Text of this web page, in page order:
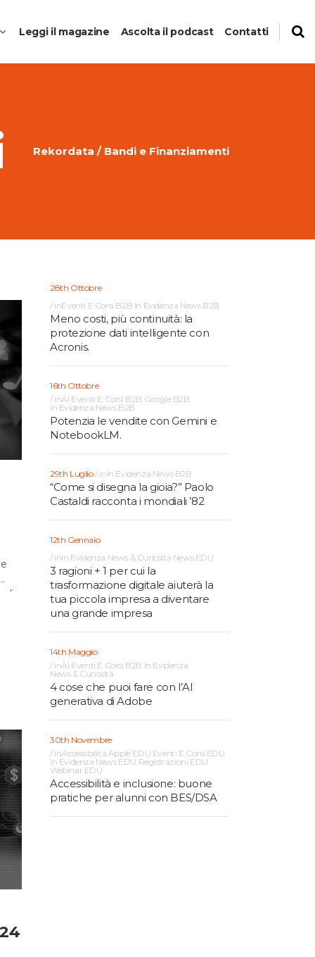
Leggi il magazine Ascolta il podcast Contatti
Rekordata / Bandi e Finanziamenti
28th Ottobre
inEventi E Corsi B2B In Evidenza News B2B
Meno costi, più continuità: la
protezione dati intelligente con
Acronis.
16th Ottobre
inAI Eventi E Corsi B2B Google B2B
In Evidenza News B2B
Potenzia le vendite con Gemini e
NotebookLM.
29th Luglio inIn Evidenza News B2B
“Come si disegna la gioia?” Paolo
Castaldi racconta i mondiali ’82
12th Gennaio
inIn Evidenza News & Curiosità News EDU
3 ragioni + 1 per cui la
trasformazione digitale aiuterà la
tua piccola impresa a diventare
una grande impresa
14th Maggio
inAI Eventi E Corsi B2B In Evidenza
News & Curiosità
4 cose che puoi fare con l’AI
generativa di Adobe
30th Novembre
inAccessibilità Apple EDU Eventi E Corsi EDU
In Evidenza News EDU Registrazioni EDU
Webinar EDU
Accessibilità e inclusione: buone
pratiche per alunni con BES/DSA